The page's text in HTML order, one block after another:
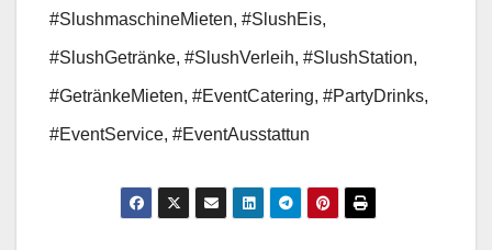
#SlushmaschineMieten, #SlushEis,
#SlushGetränke, #SlushVerleih, #SlushStation,
#GetränkeMieten, #EventCatering, #PartyDrinks,
#EventService, #EventAusstattun